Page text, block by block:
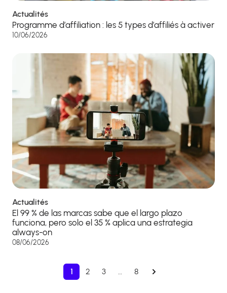
Actualités
Programme d’affiliation : les 5 types d’affiliés à activer
10/06/2026
Actualités
El 99 % de las marcas sabe que el largo plazo
funciona, pero solo el 35 % aplica una estrategia
always-on
08/06/2026
1 2 3 … 8